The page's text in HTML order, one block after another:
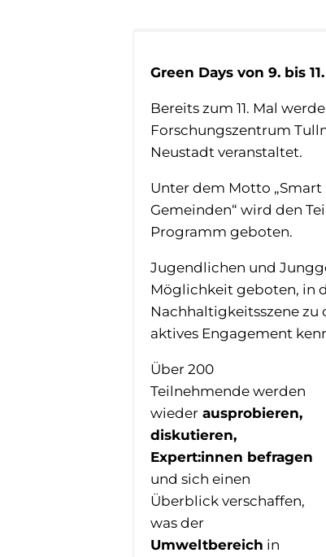
Green Days von 9. bis
Bereits zum 11. Mal
Forschungszentrum
Neustadt veranstaltet.
Unter dem Motto
Gemeinden“ wird den
Programm geboten.
Jugendlichen und
Möglichkeit geboten, in
Nachhaltigkeitsszene
aktives Engagement
Über 200
Teilnehmende werden
wiederausprobieren,
diskutieren,
Expert:innen befragen
und sich einen
Überblick verschaffen,
was der
Umweltbereich in